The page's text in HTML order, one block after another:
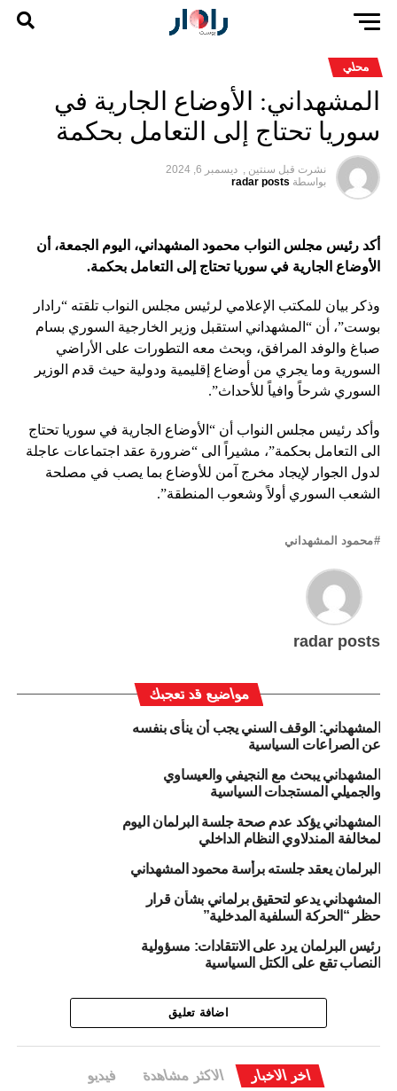
محلي
المشهداني: الأوضاع الجارية في
سوريا تحتاج إلى التعامل بحكمة
نشرت قبل سنتين , ديسمبر 6, 2024
بواسطة radar posts
أكد رئيس مجلس النواب محمود المشهداني، اليوم الجمعة، أن
الأوضاع الجارية في سوريا تحتاج إلى التعامل بحكمة.
وذكر بيان للمكتب الإعلامي لرئيس مجلس النواب تلقته “رادار
بوست”، أن “المشهداني استقبل وزير الخارجية السوري بسام
صباغ والوفد المرافق، وبحث معه التطورات على الأراضي
السورية وما يجري من أوضاع إقليمية ودولية حيث قدم الوزير
السوري شرحاً وافياً للأحداث”.
وأكد رئيس مجلس النواب أن “الأوضاع الجارية في سوريا تحتاج
الى التعامل بحكمة”، مشيراً الى “ضرورة عقد اجتماعات عاجلة
لدول الجوار لإيجاد مخرج آمن للأوضاع بما يصب في مصلحة
الشعب السوري أولاً وشعوب المنطقة”.
محمود المشهداني
radar posts
مواضيع قد تعجبك
المشهداني: الوقف السني يجب أن ينأى بنفسه
عن الصراعات السياسية
المشهداني يبحث مع النجيفي والعيساوي
والجميلي المستجدات السياسية
المشهداني يؤكد عدم صحة جلسة البرلمان اليوم
لمخالفة المندلاوي النظام الداخلي
البرلمان يعقد جلسته برأسة محمود المشهداني
المشهداني يدعو لتحقيق برلماني بشأن قرار
حظر “الحركة السلفية المدخلية”
رئيس البرلمان يرد على الانتقادات: مسؤولية
النصاب تقع على الكتل السياسية
اضافة تعليق
اخر الاخبار الاكثر مشاهدة فيديو